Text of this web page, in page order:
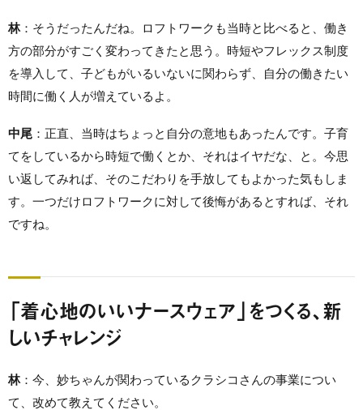
林：そうだったんだね。ロフトワークも当時と比べると、働き
方の部分がすごく変わってきたと思う。時短やフレックス制度
を導入して、子どもがいるいないに関わらず、自分の働きたい
時間に働く人が増えているよ。
中尾 ：正直、当時はちょっと自分の意地もあったんです。子育
てをしているから時短で働くとか、それはイヤだな、と。今思
い返してみれば、そのこだわりを手放してもよかった気もしま
す。一つだけロフトワークに対して後悔があるとすれば、それ
ですね。
「着心地のいいナースウェア」をつくる、新
しいチャレンジ
林：今、妙ちゃんが関わっているクラシコさんの事業につい
て、改めて教えてください。